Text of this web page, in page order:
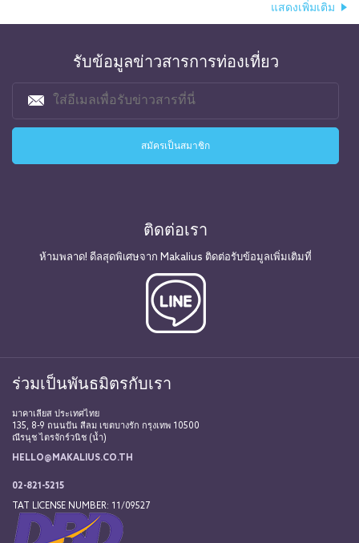
แสดงเพิ่มเติม
รับข้อมูลข่าวสารการท่องเที่ยว
ติดต่อเรา
ห้ามพลาด! ดีลสุดพิเศษจาก Makalius ติดต่อรับข้อมูลเพิ่มเติมที่
ร่วมเป็นพันธมิตรกับเรา
มาคาเลียส ประเทศไทย
135, 8-9 ถนนปัน สีลม เขตบางรัก กรุงเทพ 10500
ณีรนุช ไตรจักร์วนิช (น้ำ)
HELLO@MAKALIUS.CO.TH
02-821-5215
TAT LICENSE NUMBER: 11/09527